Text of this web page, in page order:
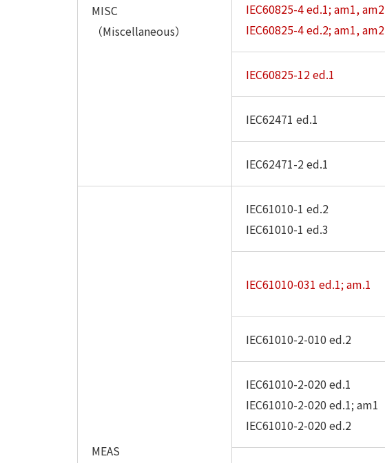
MISC
（Miscellaneous）
IEC60825-4 ed.1; am1, am2
IEC60825-4 ed.2; am1, am2
IEC60825-12 ed.1
IEC62471 ed.1
IEC62471-2 ed.1
MEAS
IEC61010-1 ed.2
IEC61010-1 ed.3
IEC61010-031 ed.1; am.1
IEC61010-2-010 ed.2
IEC61010-2-020 ed.1
IEC61010-2-020 ed.1; am1
IEC61010-2-020 ed.2